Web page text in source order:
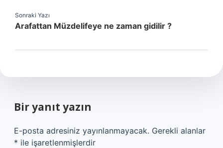
Sonraki Yazı
Arafattan Müzdelifeye ne zaman gidilir ?
Bir yanıt yazın
E-posta adresiniz yayınlanmayacak. Gerekli alanlar
* ile işaretlenmişlerdir